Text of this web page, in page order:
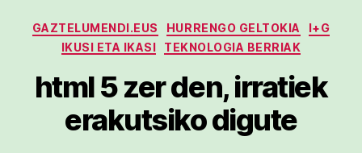
Kategoriak
GAZTELUMENDI.EUS HURRENGO GELTOKIA
I+G
IKUSI ETA IKASI
TEKNOLOGIA BERRIAK
html 5 zer den, irratiek
erakutsiko digute